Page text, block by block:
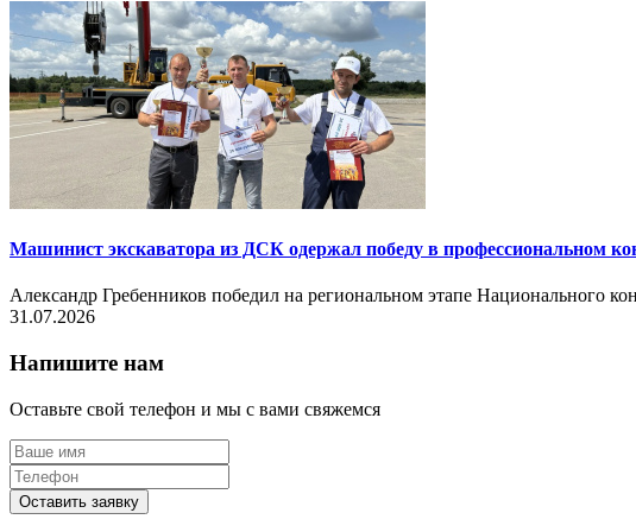
Машинист экскаватора из ДСК одержал победу в профессиональном
Александр Гребенников победил на региональном этапе Национального
31.07.2026
Напишите нам
Оставьте свой телефон и мы с вами свяжемся
Оставить заявку